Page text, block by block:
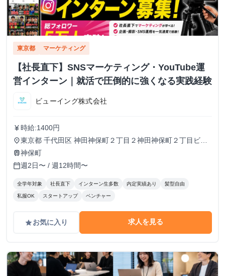
東京都 マーケティング
【社長直下】SNSマーケティング・YouTube運
営インターン｜就活で圧倒的に強くなる実践経験
ビューイング株式会社
currency_yen 時給:1400円
place東京都 千代田区 神田神保町２丁目２神田神保町２丁目ビル
５０２号室
train神保町
calendar_today週2日〜 / 週12時間〜
全学年対象 社長直下 インターン生多数 内定実績あり 髪型自由
私服OK スタートアップ ベンチャー
gradeお気に入り 求人を見る